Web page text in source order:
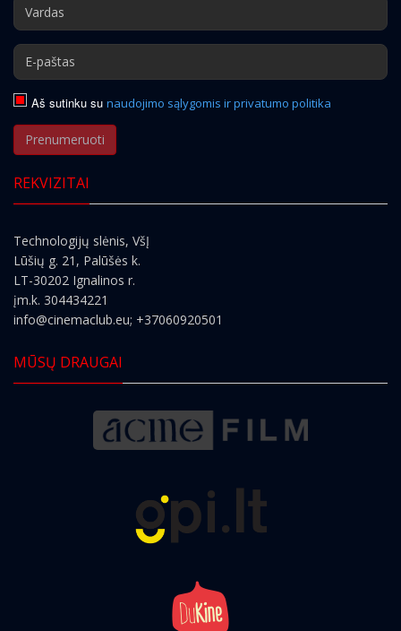
Aš sutinku su naudojimo sąlygomis ir privatumo politika
Prenumeruoti
REKVIZITAI
Technologijų slėnis, VšĮ
Lūšių g. 21, Palūšės k.
LT-30202 Ignalinos r.
įm.k. 304434221
info@cinemaclub.eu; +37060920501
MŪSŲ DRAUGAI